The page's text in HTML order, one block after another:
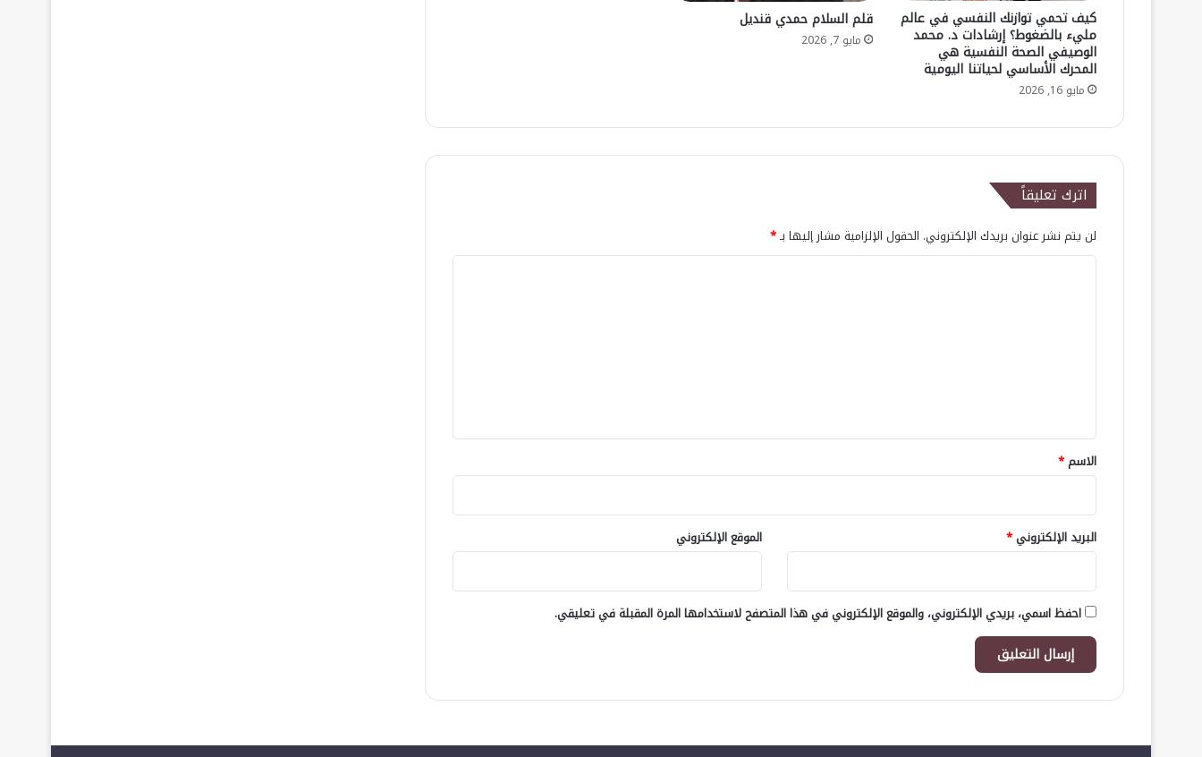
كيف تحمي توازنك النفسي في عالم
مليء بالضغوط؟ إرشادات د. محمد
الوصيفي ​الصحة النفسية هي
المحرك الأساسي لحياتنا اليومية
مايو 16, 2026
قلم السلام حمدي قنديل
مايو 7, 2026
اترك تعليقاً
لن يتم نشر عنوان بريدك الإلكتروني. الحقول الإلزامية مشار إليها بـ*
*
الاسم*
البريد الإلكتروني* الموقع الإلكتروني
احفظ اسمي، بريدي الإلكتروني، والموقع الإلكتروني في هذا المتصفح لاستخدامها المرة المقبلة في تعليقي.